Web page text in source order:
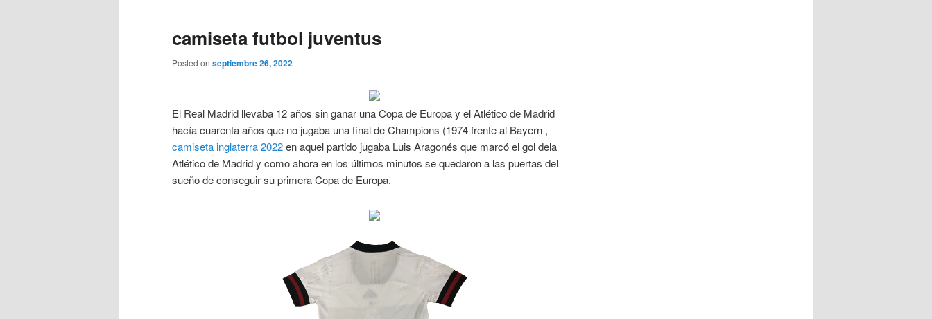
camiseta futbol juventus
Posted on septiembre 26, 2022
El Real Madrid llevaba 12 años sin ganar una Copa de Europa y el Atlético de Madrid
hacía cuarenta años que no jugaba una final de Champions (1974 frente al Bayern ,
camiseta inglaterra 2022en aquel partido jugaba Luis Aragonés que marcó el gol dela
Atlético de Madrid y como ahora en los últimos minutos se quedaron a las puertas del
sueño de conseguir su primera Copa de Europa.